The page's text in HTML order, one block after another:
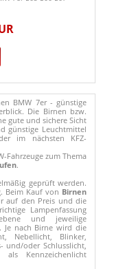
BMW 7er - günstige
Die Birnen bzw.
gute und sichere Sicht
günstige Leuchtmittel
im nächsten KFZ-
Fahrzeuge zum Thema
.
geprüft werden.
Beim Kauf von Birnen
auf den Preis und die
Lampenfassung
und jeweilige
Je nach Birne wird die
Nebellicht, Blinker,
und/oder Schlusslicht,
als Kennzeichenlicht